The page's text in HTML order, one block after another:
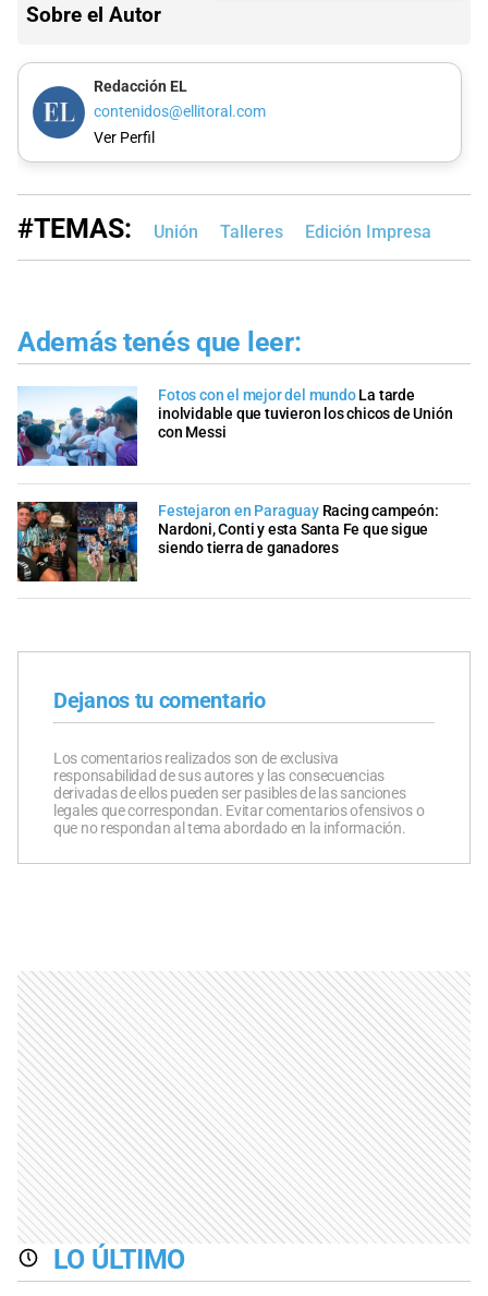
Sobre el Autor
Redacción EL
contenidos@ellitoral.com
Ver Perfil
#TEMAS: Unión Talleres Edición Impresa
Además tenés que leer:
Fotos con el mejor del mundo La tarde
inolvidable que tuvieron los chicos de Unión
con Messi
Festejaron en Paraguay Racing campeón:
Nardoni, Conti y esta Santa Fe que sigue
siendo tierra de ganadores
Dejanos tu comentario
Los comentarios realizados son de exclusiva
responsabilidad de sus autores y las consecuencias
derivadas de ellos pueden ser pasibles de las sanciones
legales que correspondan. Evitar comentarios ofensivos o
que no respondan al tema abordado en la información.
LO ÚLTIMO